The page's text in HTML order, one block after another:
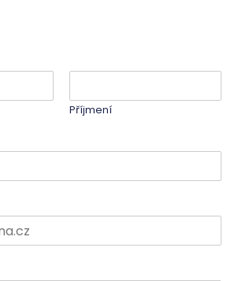
Příjmení